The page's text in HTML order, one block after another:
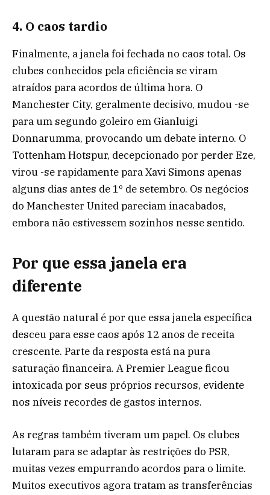
4. O caos tardio
Finalmente, a janela foi fechada no caos total. Os
clubes conhecidos pela eficiência se viram
atraídos para acordos de última hora. O
Manchester City, geralmente decisivo, mudou -se
para um segundo goleiro em Gianluigi
Donnarumma, provocando um debate interno. O
Tottenham Hotspur, decepcionado por perder Eze,
virou -se rapidamente para Xavi Simons apenas
alguns dias antes de 1º de setembro. Os negócios
do Manchester United pareciam inacabados,
embora não estivessem sozinhos nesse sentido.
Por que essa janela era
diferente
A questão natural é por que essa janela específica
desceu para esse caos após 12 anos de receita
crescente. Parte da resposta está na pura
saturação financeira. A Premier League ficou
intoxicada por seus próprios recursos, evidente
nos níveis recordes de gastos internos.
As regras também tiveram um papel. Os clubes
lutaram para se adaptar às restrições do PSR,
muitas vezes empurrando acordos para o limite.
Muitos executivos agora tratam as transferências